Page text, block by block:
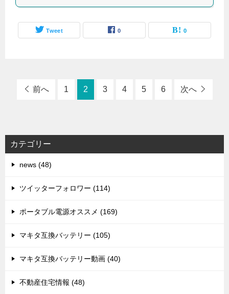
Tweet 0 0
前へ 1 2 3 4 5 6 次へ
カテゴリー
news (48)
ツイッターフォロワー (114)
ポータブル電源オススメ (169)
マキタ互換バッテリー (105)
マキタ互換バッテリー動画 (40)
不動産住宅情報 (48)